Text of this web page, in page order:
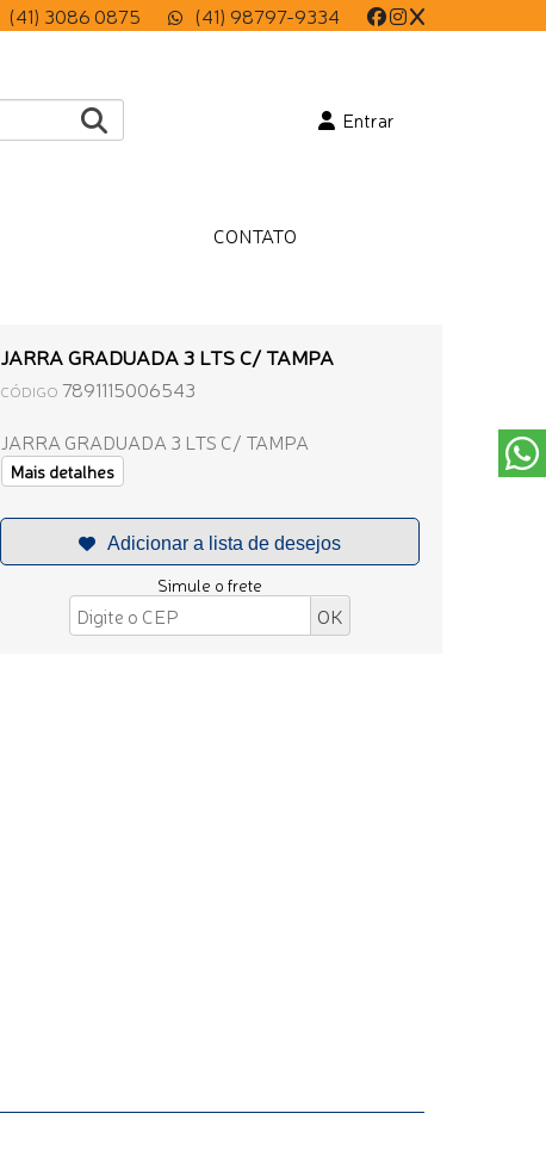
(41) 3086 0875 (41) 98797-9334
Entrar
CONTATO
JARRA GRADUADA 3 LTS C/ TAMPA
CÓDIGO 7891115006543
JARRA GRADUADA 3 LTS C/ TAMPA
Mais detalhes
Simule o frete